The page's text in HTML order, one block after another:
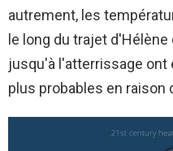
autrement, les
le long du trajet
jusqu'à l'atterrissage ont
plus probables en